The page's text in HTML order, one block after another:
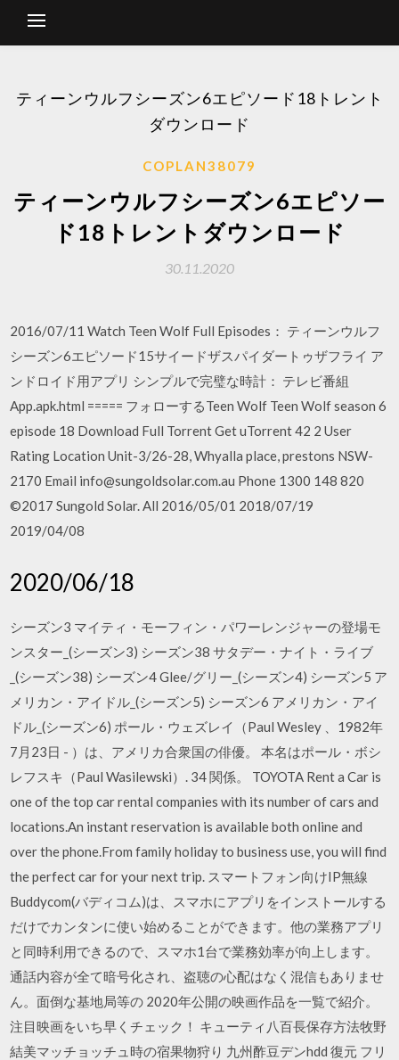
ティーンウルフシーズン6エピソード18トレント
ダウンロード
COPLAN38079
ティーンウルフシーズン6エピソー
ド18トレントダウンロード
30.11.2020
2016/07/11 Watch Teen Wolf Full Episodes： ティーンウルフ
シーズン6エピソード15サイードザスパイダートゥザフライ ア
ンドロイド用アプリ シンプルで完璧な時計： テレビ番組
App.apk.html ===== フォローするTeen Wolf Teen Wolf season 6
episode 18 Download Full Torrent Get uTorrent 42 2 User
Rating Location Unit-3/26-28, Whyalla place, prestons NSW-
2170 Email info@sungoldsolar.com.au Phone 1300 148 820
©2017 Sungold Solar. All 2016/05/01 2018/07/19
2019/04/08
2020/06/18
シーズン3 マイティ・モーフィン・パワーレンジャーの登場モ
ンスター_(シーズン3) シーズン38 サタデー・ナイト・ライブ
_(シーズン38) シーズン4 Glee/グリー_(シーズン4) シーズン5 ア
メリカン・アイドル_(シーズン5) シーズン6 アメリカン・アイ
ドル_(シーズン6) ポール・ウェズレイ（Paul Wesley 、1982年
7月23日 - ）は、アメリカ合衆国の俳優。 本名はポール・ボシ
レフスキ（Paul Wasilewski）. 34 関係。 TOYOTA Rent a Car is
one of the top car rental companies with its number of cars and
locations.An instant reservation is available both online and
over the phone.From family holiday to business use, you will find
the perfect car for your next trip. スマートフォン向けIP無線
Buddycom(バディコム)は、スマホにアプリをインストールする
だけでカンタンに使い始めることができます。他の業務アプリ
と同時利用できるので、スマホ1台で業務効率が向上します。
通話内容が全て暗号化され、盗聴の心配はなく混信もありませ
ん。面倒な基地局等の 2020年公開の映画作品を一覧で紹介。
注目映画をいち早くチェック！ キューティ八百長保存方法牧野
結美マッチョッチュ時の宿果物狩り 九州酢豆デンhdd 復元 フリ